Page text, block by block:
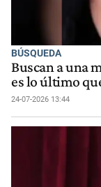
BÚSQUEDA
Buscan a una
es lo último
24-07-2026 13:44